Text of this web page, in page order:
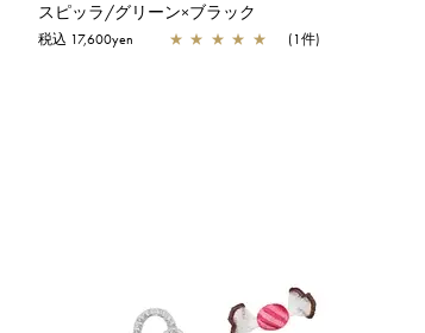
スピッラ/グリーン×ブラック
税込 17,600yen ★ ★ ★ ★ ★ (1件)